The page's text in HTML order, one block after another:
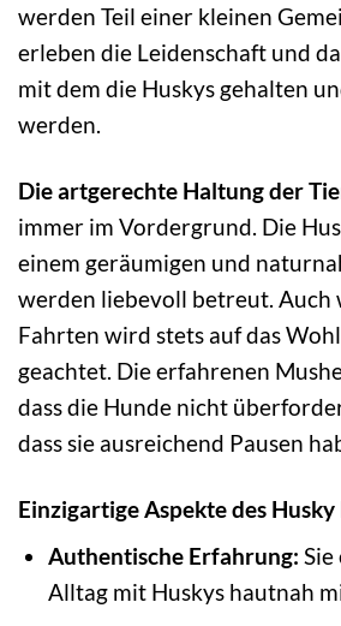
werden Teil einer kleinen
erleben die Leidenschaft und
mit dem die Huskys gehalten
werden.
Die artgerechte Haltung der
immer im Vordergrund. Die
einem geräumigen und
werden liebevoll betreut. Auch
Fahrten wird stets auf das
geachtet. Die erfahrenen
dass die Hunde nicht
dass sie ausreichend Pausen
Einzigartige Aspekte des
Authentische Erfahrung: Sie
Alltag mit Huskys hautnah